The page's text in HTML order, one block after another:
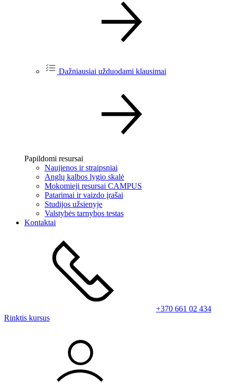
Dažniausiai užduodami klausimai
Papildomi resursai
Naujienos ir straipsniai
Anglų kalbos lygio skalė
Mokomieji resursai CAMPUS
Patarimai ir vaizdo įrašai
Studijos užsienyje
Valstybės tarnybos testas
Kontaktai
+370 661 02 434
Rinktis kursus